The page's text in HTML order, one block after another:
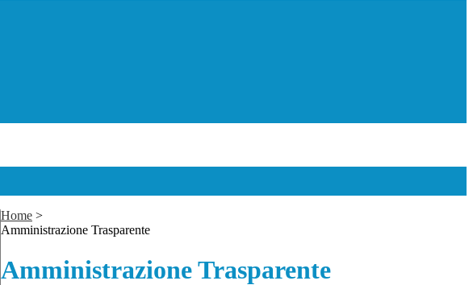
Home >
Amministrazione Trasparente
Amministrazione Trasparente